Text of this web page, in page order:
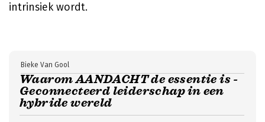
intrinsiek wordt.
Waarom AANDACHT de essentie is -
Geconnecteerd leiderschap in een
hybride wereld
Bieke Van Gool